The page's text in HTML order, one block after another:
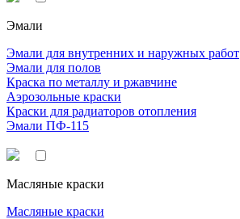
Эмали
Эмали для внутренних и наружных работ
Эмали для полов
Краска по металлу и ржавчине
Аэрозольные краски
Краски для радиаторов отопления
Эмали ПФ-115
Масляные краски
Масляные краски